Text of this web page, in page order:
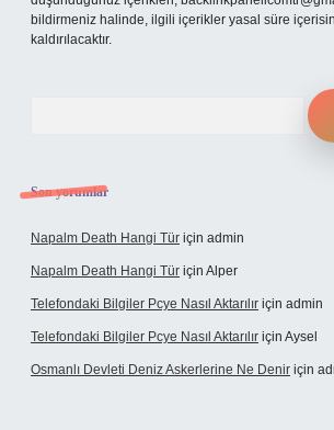
bildirmeniz halinde, ilgili içerikler yasal süre
kaldırılacaktır.
Son yorumlar
Napalm Death Hangi Tür için admin
Napalm Death Hangi Tür için Alper
Telefondaki Bilgiler Pcye Nasıl Aktarılır için admin
Telefondaki Bilgiler Pcye Nasıl Aktarılır için Aysel
Osmanlı Devleti Deniz Askerlerine Ne Denir için